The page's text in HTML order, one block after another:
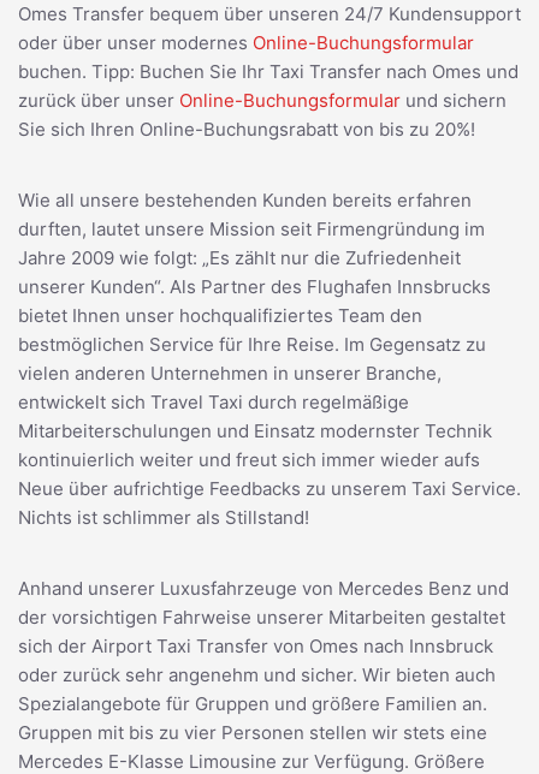
Omes Transfer bequem über unseren 24/7 Kundensupport
oder über unser modernes Online-Buchungsformular
buchen. Tipp: Buchen Sie Ihr Taxi Transfer nach Omes und
zurück über unser Online-Buchungsformular und sichern
Sie sich Ihren Online-Buchungsrabatt von bis zu 20%!
Wie all unsere bestehenden Kunden bereits erfahren
durften, lautet unsere Mission seit Firmengründung im
Jahre 2009 wie folgt: „Es zählt nur die Zufriedenheit
unserer Kunden“. Als Partner des Flughafen Innsbrucks
bietet Ihnen unser hochqualifiziertes Team den
bestmöglichen Service für Ihre Reise. Im Gegensatz zu
vielen anderen Unternehmen in unserer Branche,
entwickelt sich Travel Taxi durch regelmäßige
Mitarbeiterschulungen und Einsatz modernster Technik
kontinuierlich weiter und freut sich immer wieder aufs
Neue über aufrichtige Feedbacks zu unserem Taxi Service.
Nichts ist schlimmer als Stillstand!
Anhand unserer Luxusfahrzeuge von Mercedes Benz und
der vorsichtigen Fahrweise unserer Mitarbeiten gestaltet
sich der Airport Taxi Transfer von Omes nach Innsbruck
oder zurück sehr angenehm und sicher. Wir bieten auch
Spezialangebote für Gruppen und größere Familien an.
Gruppen mit bis zu vier Personen stellen wir stets eine
Mercedes E-Klasse Limousine zur Verfügung. Größere